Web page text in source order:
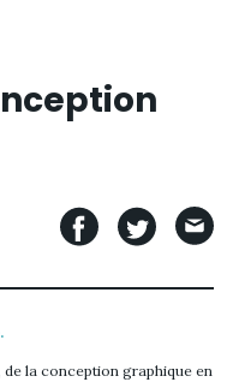
de la conception graphique en